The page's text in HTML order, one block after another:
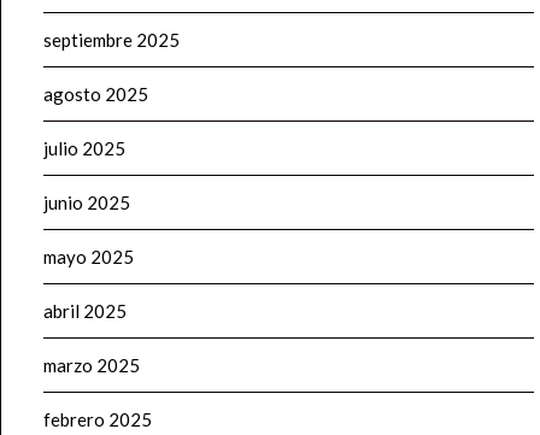
septiembre 2025
agosto 2025
julio 2025
junio 2025
mayo 2025
abril 2025
marzo 2025
febrero 2025